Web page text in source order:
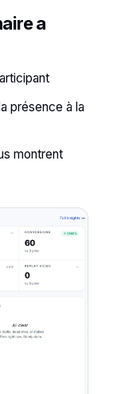
a
présence à la
montrent